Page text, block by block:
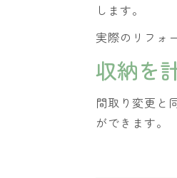
します。
実際のリフォ
収納を
間取り変更と
ができます。